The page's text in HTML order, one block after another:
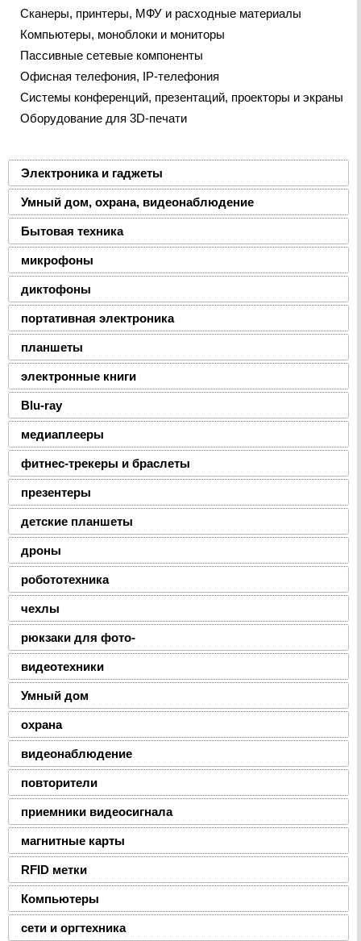
Сканеры, принтеры, МФУ и расходные материалы
Компьютеры, моноблоки и мониторы
Пассивные сетевые компоненты
Офисная телефония, IP-телефония
Системы конференций, презентаций, проекторы и экраны
Оборудование для 3D-печати
Электроника и гаджеты
Умный дом, охрана, видеонаблюдение
Бытовая техника
микрофоны
диктофоны
портативная электроника
планшеты
электронные книги
Blu-ray
медиаплееры
фитнес-трекеры и браслеты
презентеры
детские планшеты
дроны
робототехника
чехлы
рюкзаки для фото-
видеотехники
Умный дом
охрана
видеонаблюдение
повторители
приемники видеосигнала
магнитные карты
RFID метки
Компьютеры
сети и оргтехника